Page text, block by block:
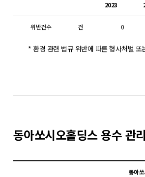
2023
위반건수 건 0
* 환경 관련 법규 위반에 따른 형사처벌
동아쏘시오홀딩스 용수 관리
동아